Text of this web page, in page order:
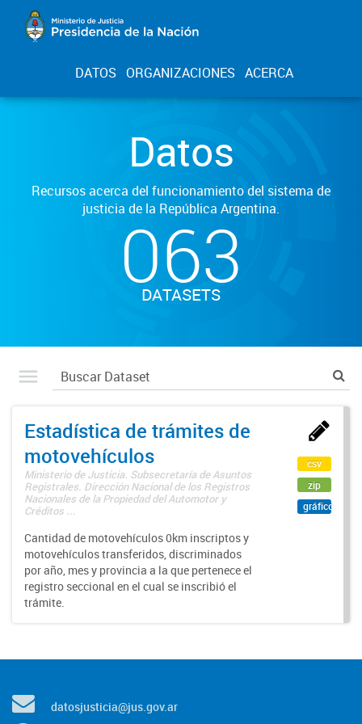
DATOS ORGANIZACIONES ACERCA
Datos
Recursos acerca del funcionamiento del sistema de
justicia de la República Argentina.
063
DATASETS
Estadística de trámites de
motovehículos
Ministerio de Justicia. Subsecretaría de Asuntos
Registrales. Dirección Nacional de los Registros
Nacionales de la Propiedad del Automotor y
Créditos ...
Cantidad de motovehículos 0km inscriptos y
motovehículos transferidos, discriminados
por año, mes y provincia a la que pertenece el
registro seccional en el cual se inscribió el
trámite.
csv
zip
gráfico
datosjusticia@jus.gov.ar